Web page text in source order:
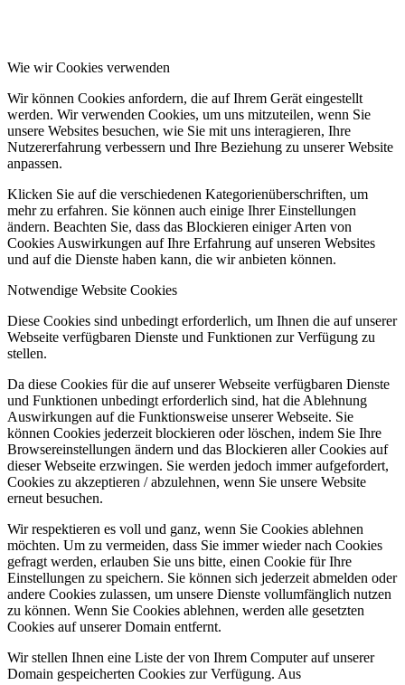
Wie wir Cookies verwenden
Wir können Cookies anfordern, die auf Ihrem Gerät eingestellt
werden. Wir verwenden Cookies, um uns mitzuteilen, wenn Sie
unsere Websites besuchen, wie Sie mit uns interagieren, Ihre
Nutzererfahrung verbessern und Ihre Beziehung zu unserer Website
anpassen.
Klicken Sie auf die verschiedenen Kategorienüberschriften, um
mehr zu erfahren. Sie können auch einige Ihrer Einstellungen
ändern. Beachten Sie, dass das Blockieren einiger Arten von
Cookies Auswirkungen auf Ihre Erfahrung auf unseren Websites
und auf die Dienste haben kann, die wir anbieten können.
Notwendige Website Cookies
Diese Cookies sind unbedingt erforderlich, um Ihnen die auf unserer
Webseite verfügbaren Dienste und Funktionen zur Verfügung zu
stellen.
Da diese Cookies für die auf unserer Webseite verfügbaren Dienste
und Funktionen unbedingt erforderlich sind, hat die Ablehnung
Auswirkungen auf die Funktionsweise unserer Webseite. Sie
können Cookies jederzeit blockieren oder löschen, indem Sie Ihre
Browsereinstellungen ändern und das Blockieren aller Cookies auf
dieser Webseite erzwingen. Sie werden jedoch immer aufgefordert,
Cookies zu akzeptieren / abzulehnen, wenn Sie unsere Website
erneut besuchen.
Wir respektieren es voll und ganz, wenn Sie Cookies ablehnen
möchten. Um zu vermeiden, dass Sie immer wieder nach Cookies
gefragt werden, erlauben Sie uns bitte, einen Cookie für Ihre
Einstellungen zu speichern. Sie können sich jederzeit abmelden oder
andere Cookies zulassen, um unsere Dienste vollumfänglich nutzen
zu können. Wenn Sie Cookies ablehnen, werden alle gesetzten
Cookies auf unserer Domain entfernt.
Wir stellen Ihnen eine Liste der von Ihrem Computer auf unserer
Domain gespeicherten Cookies zur Verfügung. Aus